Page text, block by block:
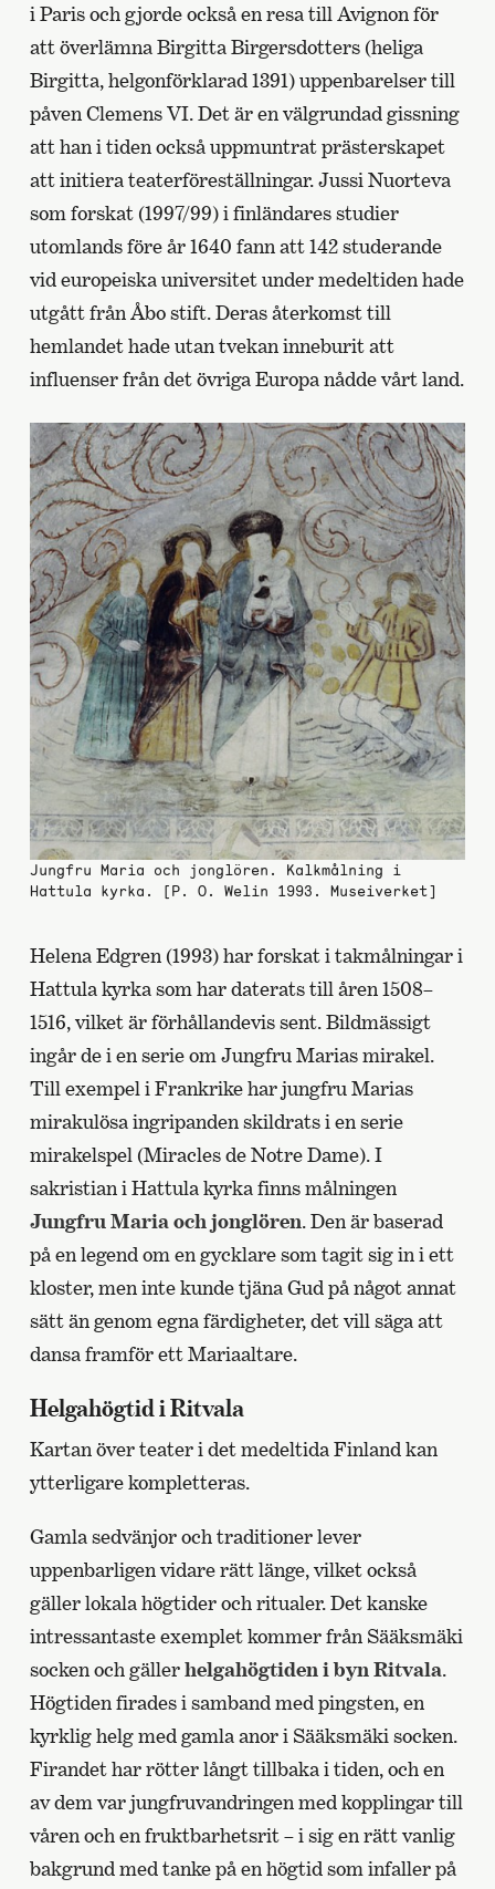
i Paris och gjorde också en resa till Avignon för
att överlämna Birgitta Birgersdotters (heliga
Birgitta, helgonförklarad 1391) uppenbarelser till
påven Clemens VI. Det är en välgrundad gissning
att han i tiden också uppmuntrat prästerskapet
att initiera teaterföreställningar. Jussi Nuorteva
som forskat (1997/99) i finländares studier
utomlands före år 1640 fann att 142 studerande
vid europeiska universitet under medeltiden hade
utgått från Åbo stift. Deras återkomst till
hemlandet hade utan tvekan inneburit att
influenser från det övriga Europa nådde vårt land.
Jungfru Maria och jonglören. Kalkmålning i
Hattula kyrka. [P. O. Welin 1993. Museiverket]
Helena Edgren (1993) har forskat i takmålningar i
Hattula kyrka som har daterats till åren 1508–
1516, vilket är förhållandevis sent. Bildmässigt
ingår de i en serie om Jungfru Marias mirakel.
Till exempel i Frankrike har jungfru Marias
mirakulösa ingripanden skildrats i en serie
mirakelspel (Miracles de Notre Dame). I
sakristian i Hattula kyrka finns målningen
Jungfru Maria och jonglören. Den är baserad
på en legend om en gycklare som tagit sig in i ett
kloster, men inte kunde tjäna Gud på något annat
sätt än genom egna färdigheter, det vill säga att
dansa framför ett Mariaaltare.
Helgahögtid i Ritvala
Kartan över teater i det medeltida Finland kan
ytterligare kompletteras.
Gamla sedvänjor och traditioner lever
uppenbarligen vidare rätt länge, vilket också
gäller lokala högtider och ritualer. Det kanske
intressantaste exemplet kommer från Sääksmäki
socken och gällerhelgahögtiden i byn Ritvala.
Högtiden firades i samband med pingsten, en
kyrklig helg med gamla anor i Sääksmäki socken.
Firandet har rötter långt tillbaka i tiden, och en
av dem var jungfruvandringen med kopplingar till
våren och en fruktbarhetsrit – i sig en rätt vanlig
bakgrund med tanke på en högtid som infaller på